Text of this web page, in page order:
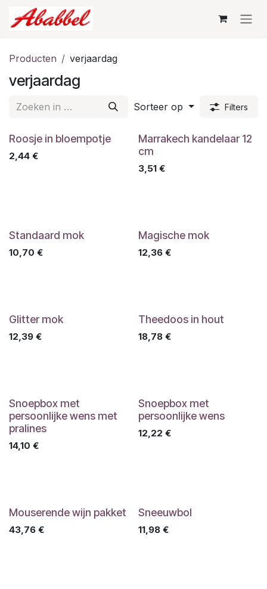
Overslaan naar inhoud
Producten verjaardag
verjaardag
Sorteer op Filters
Roosje in bloempotje
2,44 €
Marrakech kandelaar 12
cm
3,51€
Standaard mok
10,70 €
Magische mok
12,36€
Glitter mok
12,39 €
Theedoos in hout
18,78€
Snoepbox met
persoonlijke wens met
pralines
14,10 €
Snoepbox met
persoonlijke wens
12,22 €
Mouserende wijn pakket
43,76 €
Sneeuwbol
11,98€